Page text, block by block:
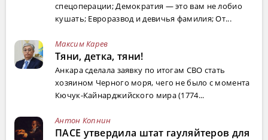
спецоперации; Демократия — это вам не лобио
кушать; Евроразвод и девичья фамилия; От...
Максим Карев
Тяни, детка, тяни!
Анкара сделала заявку по итогам СВО стать
хозяином Черного моря, чего не было с момента
Кючук-Кайнарджийского мира (1774...
Антон Копнин
ПАСЕ утвердила штат гауляйтеров для